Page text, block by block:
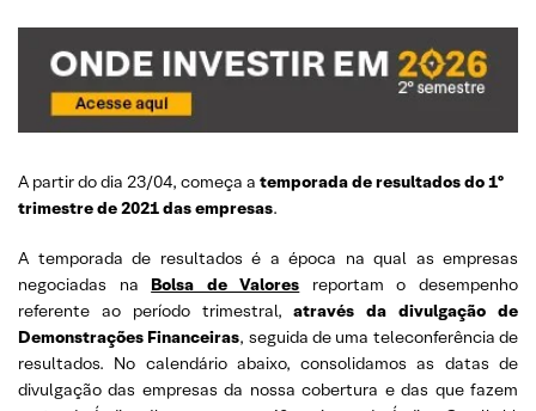
A partir do dia 23/04, começa a temporada de resultados do 1º
trimestre de 2021 das empresas.
A temporada de resultados é a época na qual as empresas
negociadas na Bolsa de Valores reportam o desempenho
referente ao período trimestral,através da divulgação de
Demonstrações Financeiras, seguida de uma teleconferência de
resultados. No calendário abaixo, consolidamos as datas de
divulgação das empresas da nossa cobertura e das que fazem